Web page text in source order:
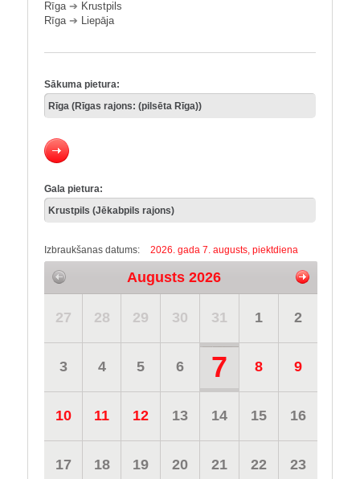
Rīga➔ Krustpils
Rīga➔ Liepāja
Sākuma pietura:
Gala pietura:
Izbraukšanas datums: 2026. gada 7. augusts, piektdiena
Augusts 2026
27 28 29 30 31 1 2
3 4 5 6 7 8 9
10 11 12 13 14 15 16
17 18 19 20 21 22 23